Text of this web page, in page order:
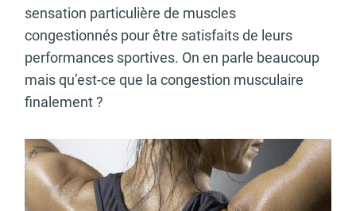
sensation particulière de muscles
congestionnés pour être satisfaits de leurs
performances sportives. On en parle beaucoup
mais qu’est-ce que la congestion musculaire
finalement ?